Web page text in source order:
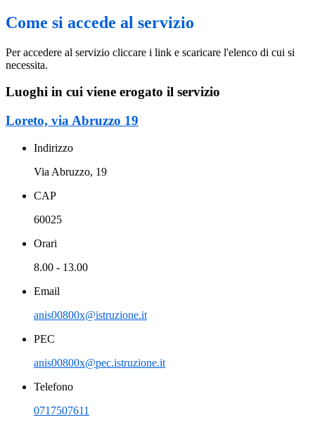
Come si accede al servizio
Per accedere al servizio cliccare i link e scaricare l'elenco di cui si
necessita.
Luoghi in cui viene erogato il servizio
Loreto, via Abruzzo 19
Indirizzo
Via Abruzzo, 19
CAP
60025
Orari
8.00 - 13.00
Email
anis00800x@istruzione.it
PEC
anis00800x@pec.istruzione.it
Telefono
0717507611